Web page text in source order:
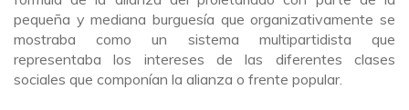
pequeña y mediana burguesía que organizativamente se
mostraba como un sistema multipartidista que
representaba los intereses de las diferentes clases
sociales que componían la alianza o frente popular.